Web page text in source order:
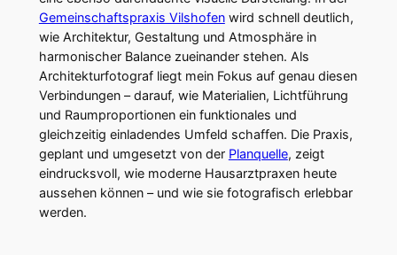
Gemeinschaftspraxis Vilshofenwird schnell deutlich,
wie Architektur, Gestaltung und Atmosphäre in
harmonischer Balance zueinander stehen. Als
Architekturfotograf liegt mein Fokus auf genau diesen
Verbindungen – darauf, wie Materialien, Lichtführung
und Raumproportionen ein funktionales und
gleichzeitig einladendes Umfeld schaffen. Die Praxis,
geplant und umgesetzt von der Planquelle, zeigt
eindrucksvoll, wie moderne Hausarztpraxen heute
aussehen können – und wie sie fotografisch erlebbar
werden.